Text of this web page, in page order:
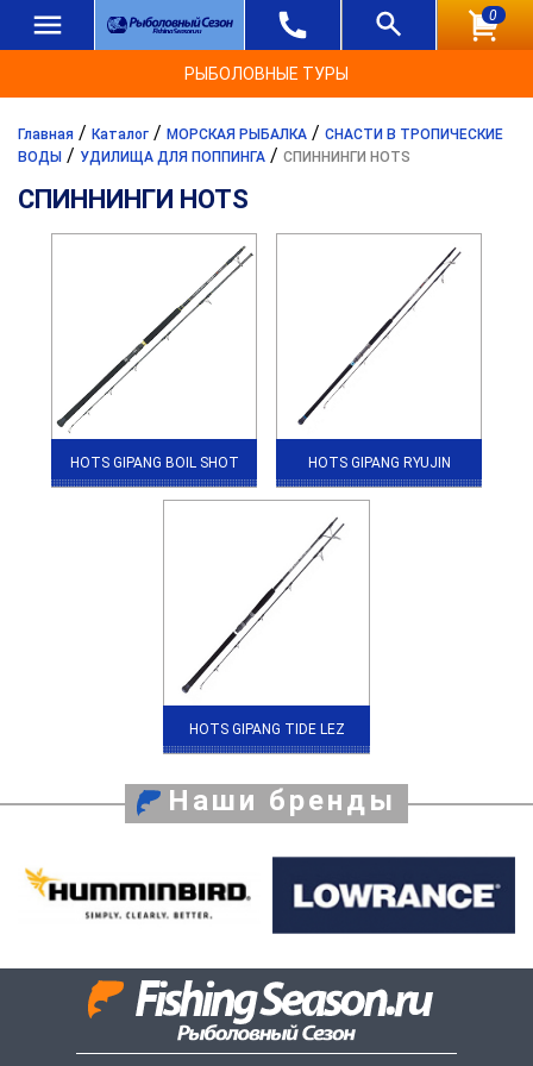
0
РЫБОЛОВНЫЕ ТУРЫ
Главная / Каталог / МОРСКАЯ РЫБАЛКА / СНАСТИ В ТРОПИЧЕСКИЕ
ВОДЫ / УДИЛИЩА ДЛЯ ПОППИНГА / СПИННИНГИ HOTS
СПИННИНГИ HOTS
HOTS GIPANG BOIL SHOT HOTS GIPANG RYUJIN
HOTS GIPANG TIDE LEZ
Наши бренды